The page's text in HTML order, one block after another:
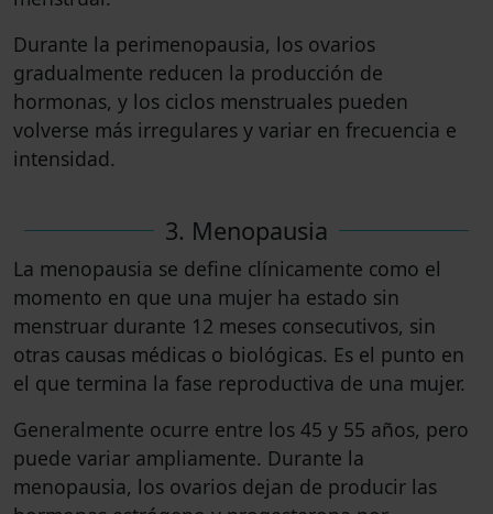
Durante la perimenopausia, los ovarios
gradualmente reducen la producción de
hormonas, y los ciclos menstruales pueden
volverse más irregulares y variar en frecuencia e
intensidad.
3. Menopausia
La menopausia se define clínicamente como el
momento en que una mujer ha estado sin
menstruar durante 12 meses consecutivos, sin
otras causas médicas o biológicas. Es el punto en
el que termina la fase reproductiva de una mujer.
Generalmente ocurre entre los 45 y 55 años, pero
puede variar ampliamente. Durante la
menopausia, los ovarios dejan de producir las